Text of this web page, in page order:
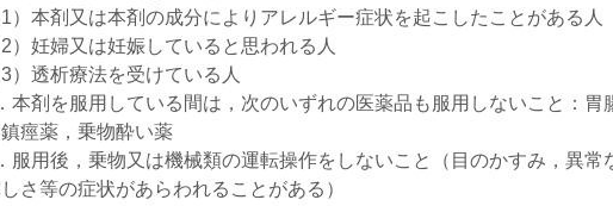
1）本剤又は本剤の成分によりアレルギー症状を起こしたことがある人
2）妊婦又は妊娠していると思われる人
3）透析療法を受けている人
本剤を服用している間は，次のいずれの医薬品も服用しないこと：胃
痙薬，乗物酔い薬
服用後，乗物又は機械類の運転操作をしないこと（目のかすみ，異常
さ等の症状があらわれることがある）